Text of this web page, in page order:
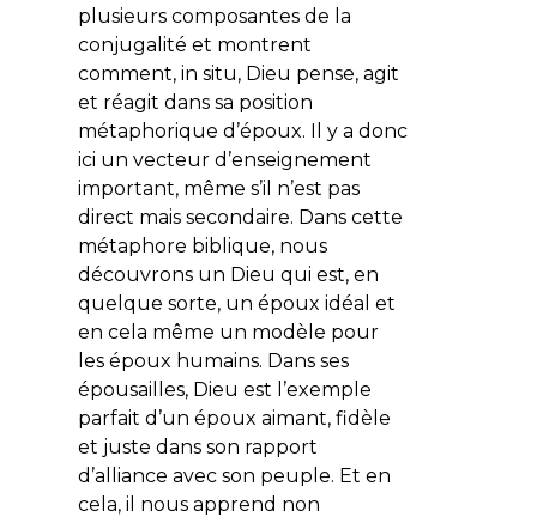
plusieurs composantes de la
conjugalité et montrent
comment, in situ, Dieu pense, agit
et réagit dans sa position
métaphorique d’époux. Il y a donc
ici un vecteur d’enseignement
important, même s’il n’est pas
direct mais secondaire. Dans cette
métaphore biblique, nous
découvrons un Dieu qui est, en
quelque sorte, un époux idéal et
en cela même un modèle pour
les époux humains. Dans ses
épousailles, Dieu est l’exemple
parfait d’un époux aimant, fidèle
et juste dans son rapport
d’alliance avec son peuple. Et en
cela, il nous apprend non